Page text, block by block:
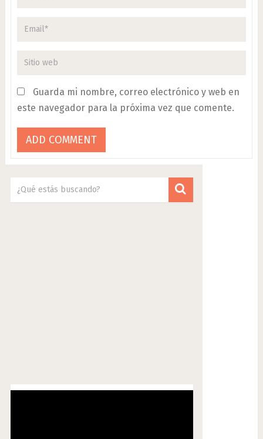
Guarda mi nombre, correo electrónico y web en
este navegador para la próxima vez que comente.